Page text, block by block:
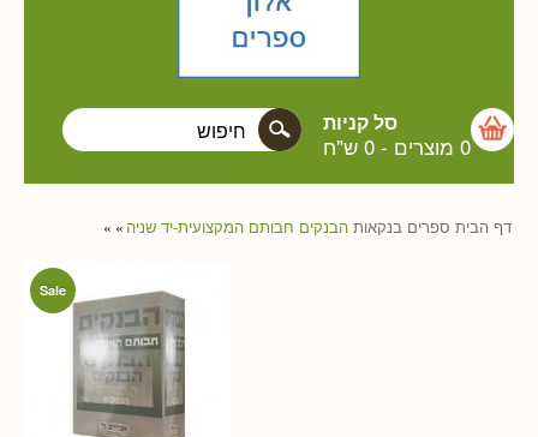
סל קניות
0 מוצרים - 0 ש"ח
דף הבית » ספרים בנקאות » הבנקים חבותם המקצועית-יד שניה
Sale